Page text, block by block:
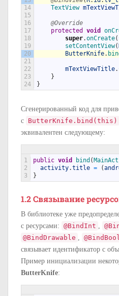
14
15
16
17
18
19
20
21
22
23
24
TextView
@Override
protected
void
super.onCreate(
setContentView(
ButterKnife.
mTextViewTitle.
}
}
Сгенерированный код для
с ButterKnife . bind ( this )
эквивалентен следующему:
1
2
3
public void bind (
activity.title = (
}
1.2 Связывание
В библиотеке уже
с ресурсами: @BindInt
@BindDrawable
@BindBool
связывает идентификатор с
Пример инициализации
ButterKnife: